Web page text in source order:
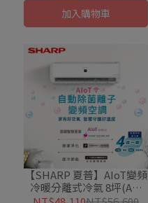
加入購物車
【SHARP 夏普】AIoT變頻
冷暖分離式冷氣 8坪(AE-